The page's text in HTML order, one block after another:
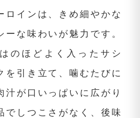
ロインは、きめ細やかな
ーな味わいが魅力です。
のほどよく入ったサシ
を引き立て、噛むたびに
汁が口いっぱいに広がり
でしつこさがなく、後味